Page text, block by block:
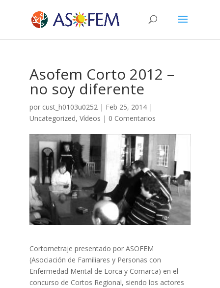
Asofem Corto 2012 –
no soy diferente
por cust_h0103u0252| Feb 25, 2014|
Uncategorized, Vídeos | 0 Comentarios
Cortometraje presentado por ASOFEM
(Asociación de Familiares y Personas con
Enfermedad Mental de Lorca y Comarca) en el
concurso de Cortos Regional, siendo los actores